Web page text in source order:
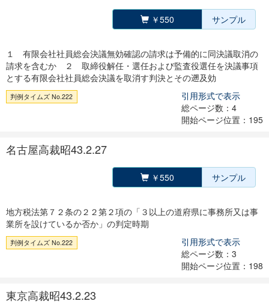
￥550 サンプル
１ 有限会社社員総会決議無効確認の請求は予備的に同決議取消の
請求を含むか ２ 取締役解任・選任および監査役選任を決議事項
とする有限会社社員総会決議を取消す判決とその遡及効
判例タイムズ No.222
引用形式で表示
総ページ数：4
開始ページ位置：195
名古屋高裁昭43.2.27
￥550 サンプル
地方税法第７２条の２２第２項の「３以上の道府県に事務所又は事
業所を設けているか否か」の判定時期
判例タイムズ No.222
引用形式で表示
総ページ数：3
開始ページ位置：198
東京高裁昭43.2.23